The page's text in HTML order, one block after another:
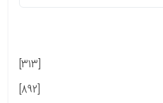
[313]
[892]